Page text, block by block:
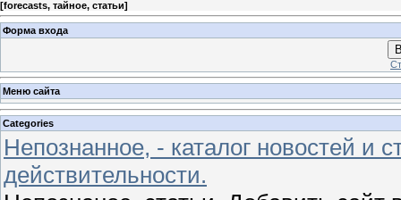
[forecasts, тайное, статьи]
Форма входа
Меню сайта
Categories
Непознанное, - каталог новостей и
действительности.